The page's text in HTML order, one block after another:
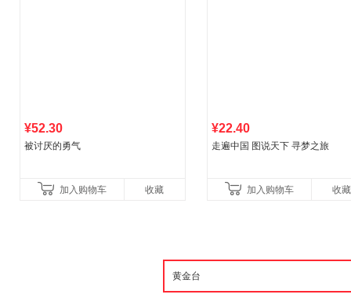
¥52.30
被讨厌的勇气
加入购物车 收藏
¥22.40
走遍中国 图说天下 寻梦之旅
加入购物车 收藏